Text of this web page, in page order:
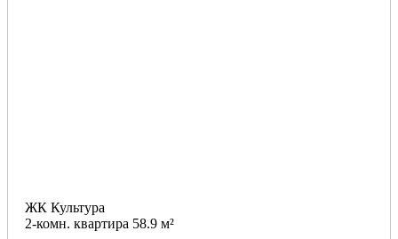
ЖК Культура
2-комн. квартира 58.9 м²